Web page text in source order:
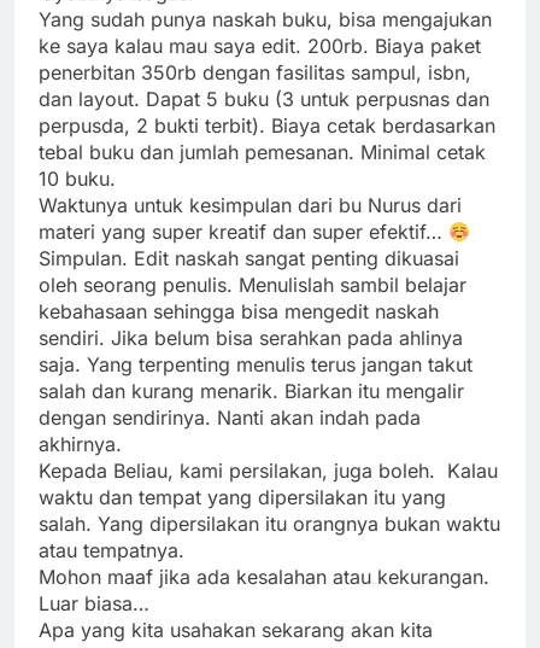
Yang sudah punya naskah buku, bisa mengajukan
ke saya kalau mau saya edit. 200rb. Biaya paket
penerbitan 350rb dengan fasilitas sampul, isbn,
dan layout. Dapat 5 buku (3 untuk perpusnas dan
perpusda, 2 bukti terbit). Biaya cetak berdasarkan
tebal buku dan jumlah pemesanan. Minimal cetak
10 buku.
Waktunya untuk kesimpulan dari bu Nurus dari
materi yang super kreatif dan super efektif…
Simpulan. Edit naskah sangat penting dikuasai
oleh seorang penulis. Menulislah sambil belajar
kebahasaan sehingga bisa mengedit naskah
sendiri. Jika belum bisa serahkan pada ahlinya
saja. Yang terpenting menulis terus jangan takut
salah dan kurang menarik. Biarkan itu mengalir
dengan sendirinya. Nanti akan indah pada
akhirnya.
Kepada Beliau, kami persilakan, juga boleh. Kalau
waktu dan tempat yang dipersilakan itu yang
salah. Yang dipersilakan itu orangnya bukan waktu
atau tempatnya.
Mohon maaf jika ada kesalahan atau kekurangan.
Luar biasa…
Apa yang kita usahakan sekarang akan kita